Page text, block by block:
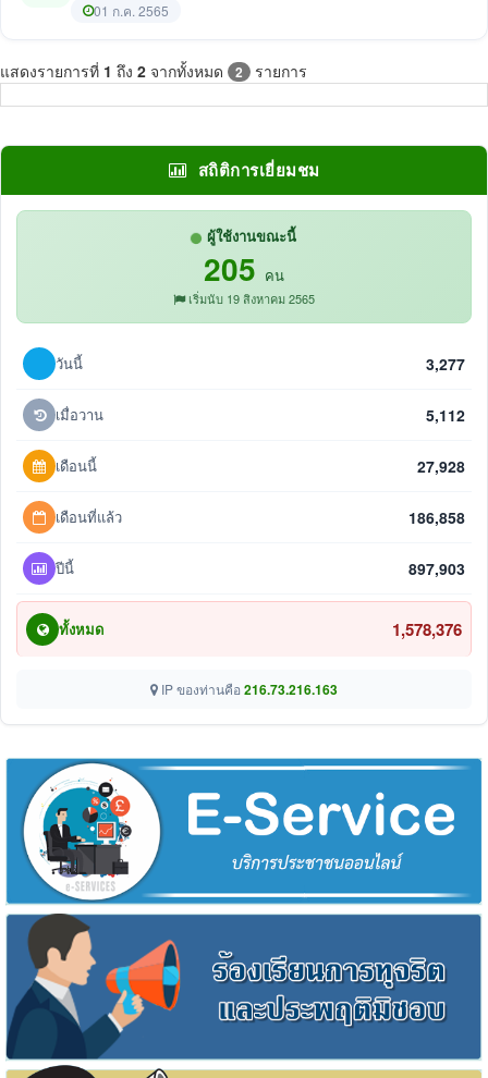
01 ก.ค. 2565
แสดงรายการที่ 1 ถึง 2 จากทั้งหมด 2 รายการ
สถิติการเยี่ยมชม
ผู้ใช้งานขณะนี้
205 คน
เริ่มนับ 19 สิงหาคม 2565
วันนี้ 3,277
เมื่อวาน 5,112
เดือนนี้ 27,928
เดือนที่แล้ว 186,858
ปีนี้ 897,903
ทั้งหมด 1,578,376
IP ของท่านคือ 216.73.216.163